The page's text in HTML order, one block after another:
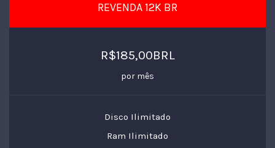
REVENDA 12K BR
R$185,00BRL
por mês
Disco Ilimitado
Ram Ilimitado